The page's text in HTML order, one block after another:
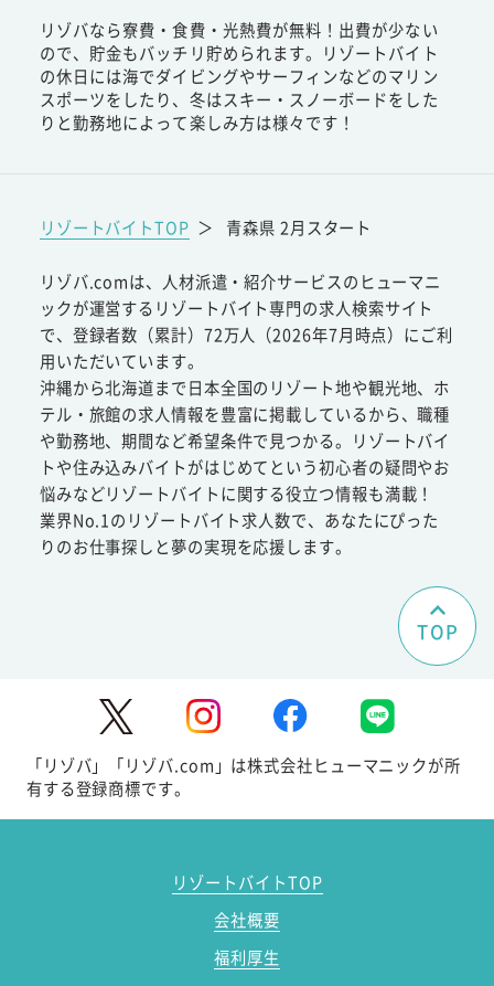
リゾバなら寮費・食費・光熱費が無料！出費が少ない
ので、貯金もバッチリ貯められます。リゾートバイト
の休日には海でダイビングやサーフィンなどのマリン
スポーツをしたり、冬はスキー・スノーボードをした
りと勤務地によって楽しみ方は様々です！
リゾートバイトTOP ＞ 青森県 2月スタート
リゾバ.comは、人材派遣・紹介サービスのヒューマニ
ックが運営するリゾートバイト専門の求人検索サイト
で、登録者数（累計）72万人（2026年7月時点）にご利
用いただいています。
沖縄から北海道まで日本全国のリゾート地や観光地、ホ
テル・旅館の求人情報を豊富に掲載しているから、職種
や勤務地、期間など希望条件で見つかる。リゾートバイ
トや住み込みバイトがはじめてという初心者の疑問やお
悩みなどリゾートバイトに関する役立つ情報も満載！
業界No.1のリゾートバイト求人数で、あなたにぴった
りのお仕事探しと夢の実現を応援します。
TOP
「リゾバ」「リゾバ.com」は株式会社ヒューマニックが所
有する登録商標です。
リゾートバイトTOP
会社概要
福利厚生